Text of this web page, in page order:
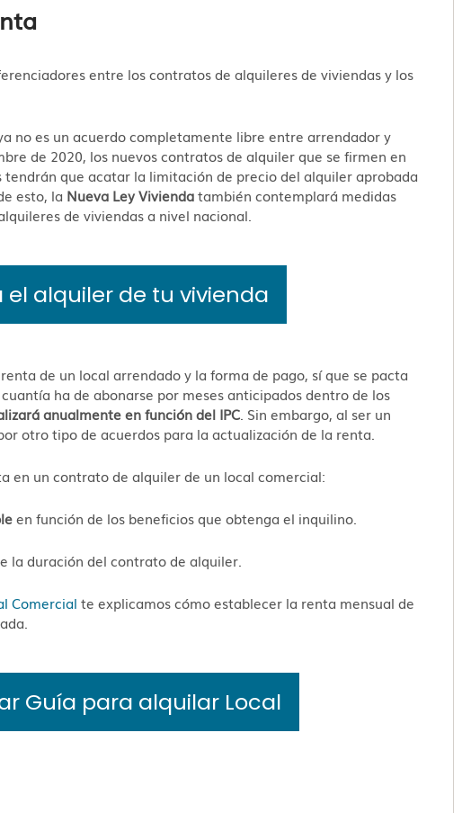
entre los contratos de alquileres de viviendas y los
no es un acuerdo completamente libre entre arrendador y
de 2020, los nuevos contratos de alquiler que se firmen en
tendrán que acatar la limitación de precio del alquiler aprobada
esto, la Nueva Ley Viviendatambién contemplará medidas
de viviendas a nivel nacional.
el alquiler de tu vivienda
de un local arrendado y la forma de pago, sí que se pacta
ha de abonarse por meses anticipados dentro de los
anualmente en función del IPC . Sin embargo, al ser un
otro tipo de acuerdos para la actualización de la renta.
en un contrato de alquiler de un local comercial:
en función de los beneficios que obtenga el inquilino.
la duración del contrato de alquiler.
Comercial te explicamos cómo establecer la renta mensual de
Guía para alquilar Local